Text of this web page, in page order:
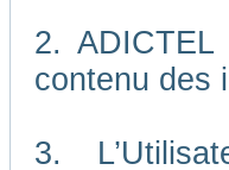
2. ADICTEL
contenu des
3.